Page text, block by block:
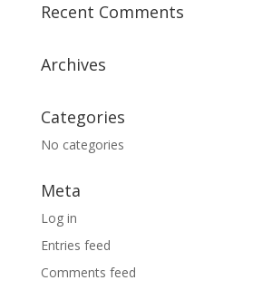
Recent Comments
Archives
Categories
No categories
Meta
Log in
Entries feed
Comments feed